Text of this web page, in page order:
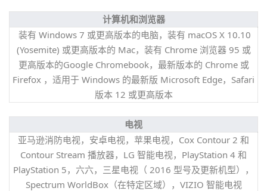
计算机和浏览器
装有 Windows 7 或更高版本的电脑，装有 macOS X 10.10
(Yosemite) 或更高版本的 Mac，装有 Chrome 浏览器 95 或
更高版本的Google Chromebook，最新版本的 Chrome 或
Firefox ，适用于 Windows 的最新版 Microsoft Edge，Safari
版本 12 或更高版本
电视
亚马逊消防电视，安卓电视，苹果电视，Cox Contour 2 和
Contour Stream 播放器，LG 智能电视，PlayStation 4 和
PlayStation 5，六六，三星电视（ 2016 型号及更新机型），
Spectrum WorldBox（在特定区域），VIZIO 智能电视